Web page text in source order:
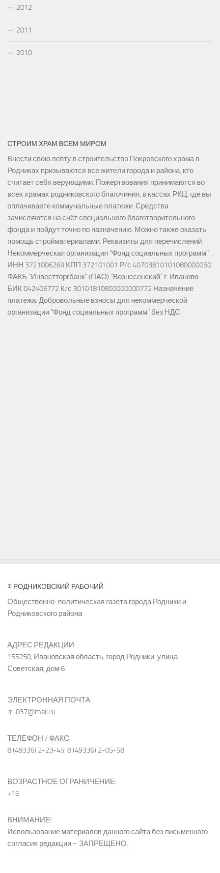
2012
2011
2010
СТРОИМ ХРАМ ВСЕМ МИРОМ
Внести свою лепту в строительство Покровского храма в
Родниках призываются все жители города и района, кто
считает себя верующими. Пожертвования принимаются во
всех храмах родниковского благочиния, в кассах РКЦ, где вы
оплачиваете коммунальные платежи. Средства
зачисляются на счёт специального благотворительного
фонда и пойдут точно по назначению. Можно также оказать
помощь стройматериалами. Реквизиты для перечислений
Некоммерческая организация "Фонд социальных программ"
ИНН 3721006269 КПП 372101001 Р/с 40703810101080000050
ФАКБ "Инвестторгбанк" (ПАО) "Вознесенский" г. Иваново
БИК 042406772 К/с 30101810800000000772 Назначение
платежа: Добровольные взносы для некоммерческой
организации "Фонд социальных программ" без НДС.
© РОДНИКОВСКИЙ РАБОЧИЙ
Общественно-политическая газета города Родники и
Родниковского района
АДРЕС РЕДАКЦИИ:
155250, Ивановская область, город Родники, улица
Советская, дом 6
ЭЛЕКТРОННАЯ ПОЧТА:
rr-037@mail.ru
ТЕЛЕФОН / ФАКС:
8 (49336) 2-23-45, 8 (49336) 2-05-58
ВОЗРАСТНОЕ ОГРАНИЧЕНИЕ:
+16
ВНИМАНИЕ!
Использование материалов данного сайта без письменного
согласия редакции – ЗАПРЕЩЕНО.